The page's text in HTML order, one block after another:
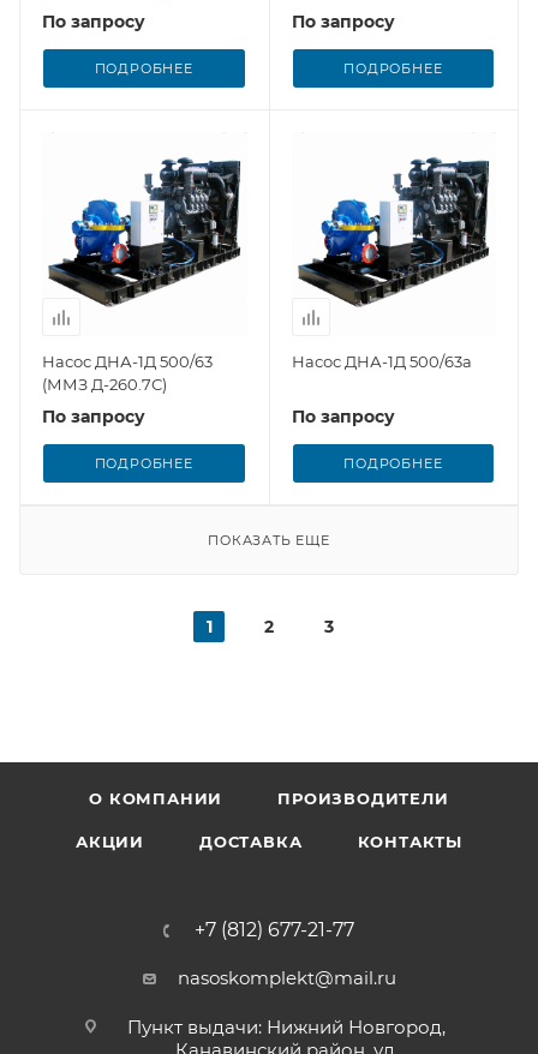
По запросу
ПОДРОБНЕЕ
По запросу
ПОДРОБНЕЕ
Насос ДНА-1Д 500/63
(ММЗ Д-260.7С)
По запросу
ПОДРОБНЕЕ
Насос ДНА-1Д 500/63а
По запросу
ПОДРОБНЕЕ
ПОКАЗАТЬ ЕЩЕ
1 2 3
О КОМПАНИИ ПРОИЗВОДИТЕЛИ
АКЦИИ ДОСТАВКА КОНТАКТЫ
+7 (812) 677-21-77
nasoskomplekt@mail.ru
Пункт выдачи: Нижний Новгород,